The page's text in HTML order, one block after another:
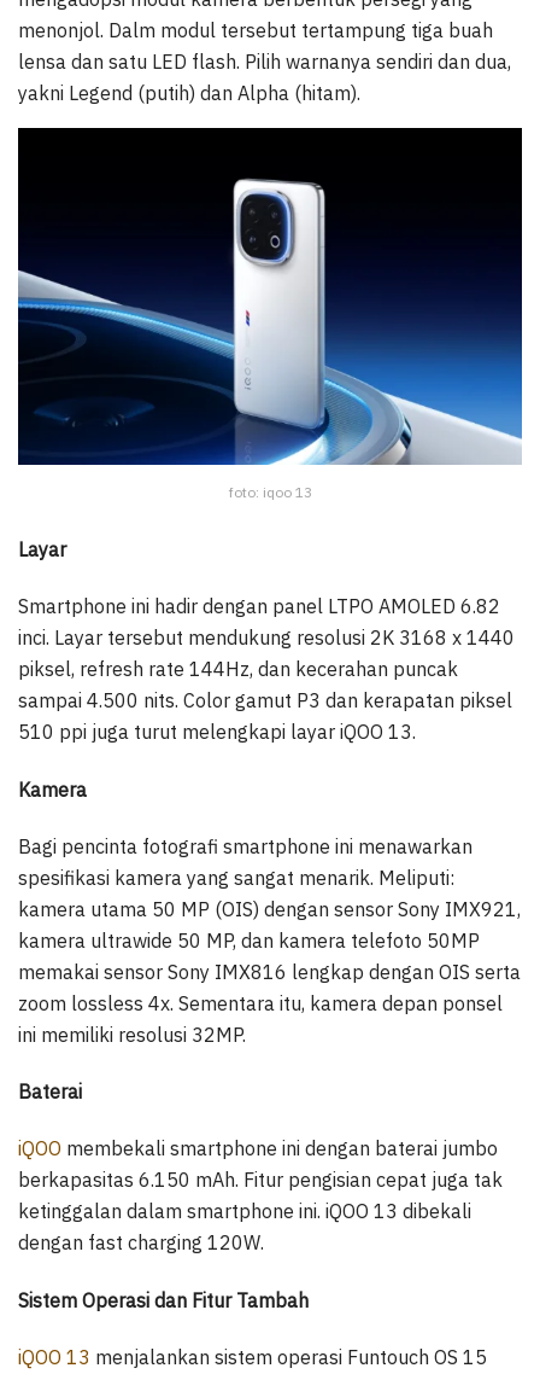
menonjol. Dalm modul tersebut tertampung tiga buah
lensa dan satu LED flash. Pilih warnanya sendiri dan dua,
yakni Legend (putih) dan Alpha (hitam).
foto: iqoo 13
Layar
Smartphone ini hadir dengan panel LTPO AMOLED 6.82
inci. Layar tersebut mendukung resolusi 2K 3168 x 1440
piksel, refresh rate 144Hz, dan kecerahan puncak
sampai 4.500 nits. Color gamut P3 dan kerapatan piksel
510 ppi juga turut melengkapi layar iQOO 13.
Kamera
Bagi pencinta fotografi smartphone ini menawarkan
spesifikasi kamera yang sangat menarik. Meliputi:
kamera utama 50 MP (OIS) dengan sensor Sony IMX921,
kamera ultrawide 50 MP, dan kamera telefoto 50MP
memakai sensor Sony IMX816 lengkap dengan OIS serta
zoom lossless 4x. Sementara itu, kamera depan ponsel
ini memiliki resolusi 32MP.
Baterai
iQOO membekali smartphone ini dengan baterai jumbo
berkapasitas 6.150 mAh. Fitur pengisian cepat juga tak
ketinggalan dalam smartphone ini. iQOO 13 dibekali
dengan fast charging 120W.
Sistem Operasi dan Fitur Tambah
iQOO 13 menjalankan sistem operasi Funtouch OS 15